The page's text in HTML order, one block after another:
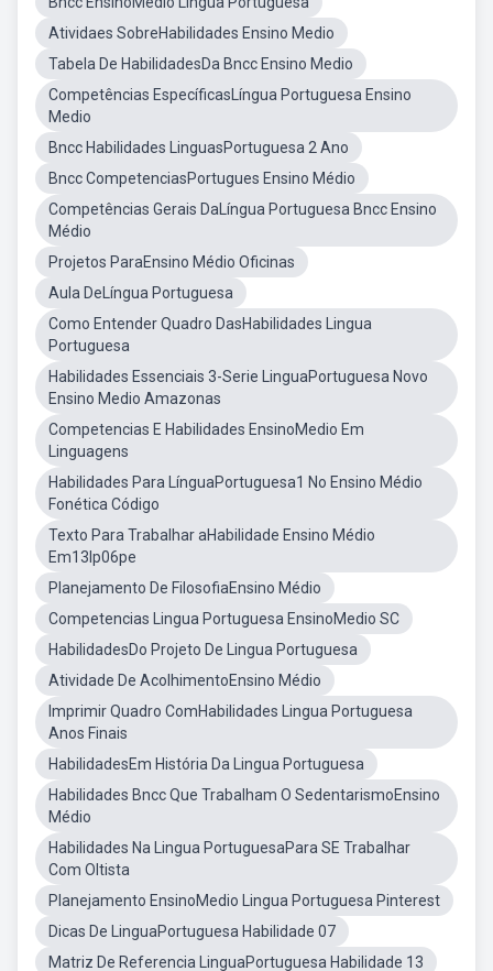
Atividaes SobreHabilidades Ensino Medio
Tabela De HabilidadesDa Bncc Ensino Medio
Competências EspecíficasLíngua Portuguesa Ensino
Medio
Bncc Habilidades LinguasPortuguesa 2 Ano
Bncc CompetenciasPortugues Ensino Médio
Competências Gerais DaLíngua Portuguesa Bncc Ensino
Médio
Projetos ParaEnsino Médio Oficinas
Aula DeLíngua Portuguesa
Como Entender Quadro DasHabilidades Lingua
Portuguesa
Habilidades Essenciais 3-Serie LinguaPortuguesa Novo
Ensino Medio Amazonas
Competencias E Habilidades EnsinoMedio Em
Linguagens
Habilidades Para LínguaPortuguesa1 No Ensino Médio
Fonética Código
Texto Para Trabalhar aHabilidade Ensino Médio
Em13lp06pe
Planejamento De FilosofiaEnsino Médio
Competencias Lingua Portuguesa EnsinoMedio SC
HabilidadesDo Projeto De Lingua Portuguesa
Atividade De AcolhimentoEnsino Médio
Imprimir Quadro ComHabilidades Lingua Portuguesa
Anos Finais
HabilidadesEm História Da Lingua Portuguesa
Habilidades Bncc Que Trabalham O SedentarismoEnsino
Médio
Habilidades Na Lingua PortuguesaPara SE Trabalhar
Com Oltista
Planejamento EnsinoMedio Lingua Portuguesa Pinterest
Dicas De LinguaPortuguesa Habilidade 07
Matriz De Referencia LinguaPortuguesa Habilidade 13